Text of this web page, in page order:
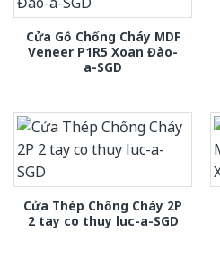
Cửa Gỗ Chống Cháy MDF
Veneer P1R5 Xoan Đào-
a-SGD
Cửa Thép Chống Cháy 2P
2 tay co thuy luc-a-SGD